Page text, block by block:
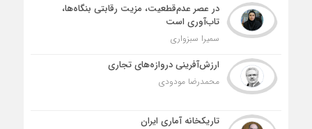
در عصر عدم‌قطعیت، مزیت رقابتی بنگاه‌ها،
تاب‌آوری است
سمیرا سبزواری
ارزش‌آفرینی دروازه‌های تجاری
محمدرضا مودودی
تاریکخانه آماری ایران